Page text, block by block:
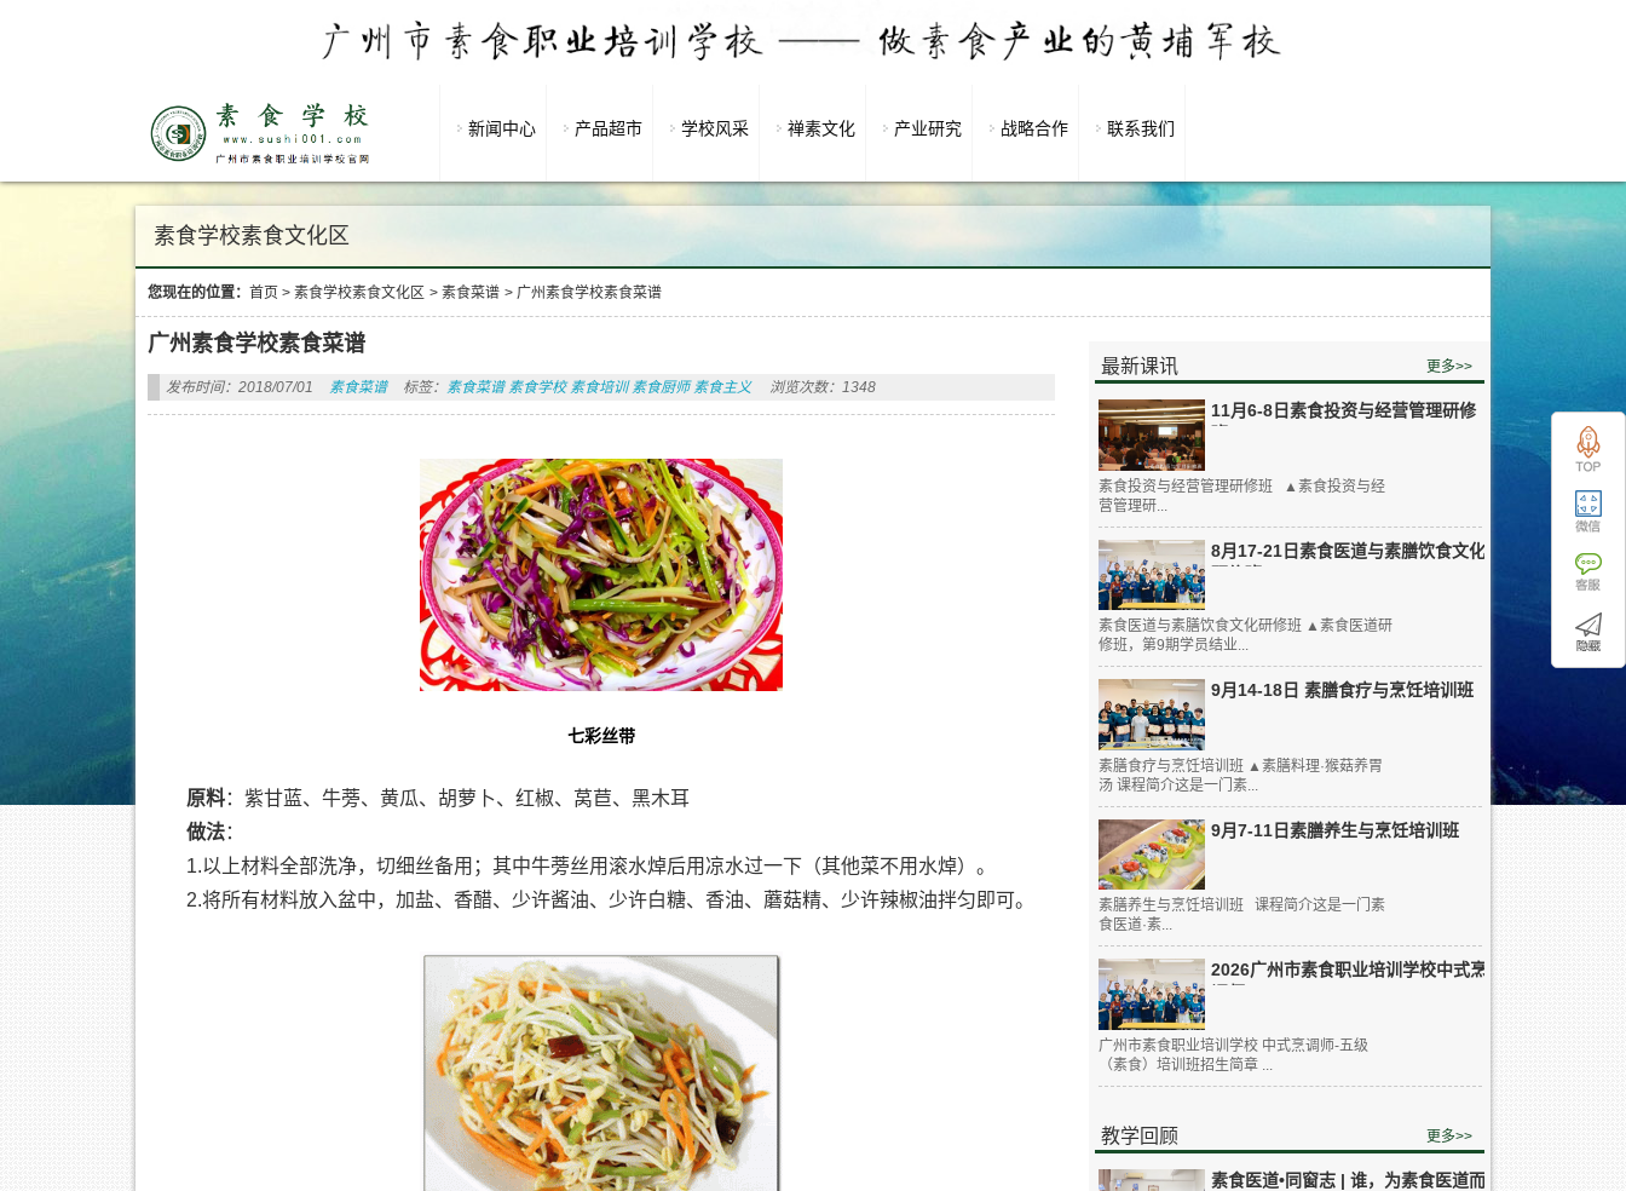
新闻中心 产品超市 学校风采 禅素文化 产业研究 战略合作 联系我们
素食学校素食文化区
您现在的位置： 首页 > 素食学校素食文化区 > 素食菜谱 > 广州素食学校素食菜谱
最新课讯 更多>>
11月6-8日素食投资与经营管理研修
素食投资与经营管理研修班 ▲素食投资与经
营管理研...
8月17-21日素食医道与素膳饮食文化
研修班
素食医道与素膳饮食文化研修班 ▲素食医道研
修班，第9期学员结业...
9月14-18日 素膳食疗与烹饪培训班
素膳食疗与烹饪培训班 ▲素膳料理·猴菇养胃
汤 课程简介这是一门素...
9月7-11日素膳养生与烹饪培训班
素膳养生与烹饪培训班 课程简介这是一门素
食医道·素...
2026广州市素食职业培训学校中式烹
广州市素食职业培训学校 中式烹调师-五级
（素食）培训班招生简章 ...
教学回顾 更多>>
素食医道•同窗志 | 谁，为素食医道而
广州素食学校素食菜谱
发布时间：2018/07/01 素食菜谱 标签： 素食菜谱 素食学校 素食培训 素食厨师 素食主义 浏览次数：1348
七彩丝带
原料：紫甘蓝、牛蒡、黄瓜、胡萝卜、红椒、莴苣、黑木耳
做法：
1.以上材料全部洗净，切细丝备用；其中牛蒡丝用滚水焯后用凉水过一下（其他菜不用水焯）。
2.将所有材料放入盆中，加盐、香醋、少许酱油、少许白糖、香油、蘑菇精、少许辣椒油拌匀即可。